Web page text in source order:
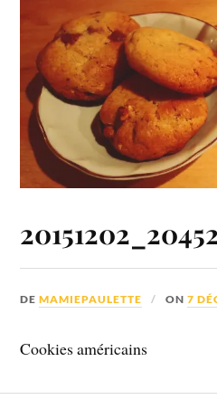
DEMAMIEPAULETTE ON7
Cookies américains